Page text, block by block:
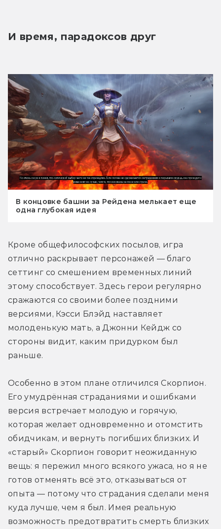
И время, парадоксов друг
В концовке башни за Рейдена мелькает еще
одна глубокая идея
Кроме общефилософских посылов, игра
отлично раскрывает персонажей — благо
сеттинг со смешением временных линий
этому способствует. Здесь герои регулярно
сражаются со своими более поздними
версиями, Кэсси Блэйд наставляет
молоденькую мать, а Джонни Кейдж со
стороны видит, каким придурком был
раньше.
Особенно в этом плане отличился Скорпион.
Его умудрённая страданиями и ошибками
версия встречает молодую и горячую,
которая желает одновременно и отомстить
обидчикам, и вернуть погибших близких. И
«старый» Скорпион говорит неожиданную
вещь: я пережил много всякого ужаса, но я не
готов отменять всё это, отказываться от
опыта — потому что страдания сделали меня
куда лучше, чем я был. Имея реальную
возможность предотвратить смерть близких